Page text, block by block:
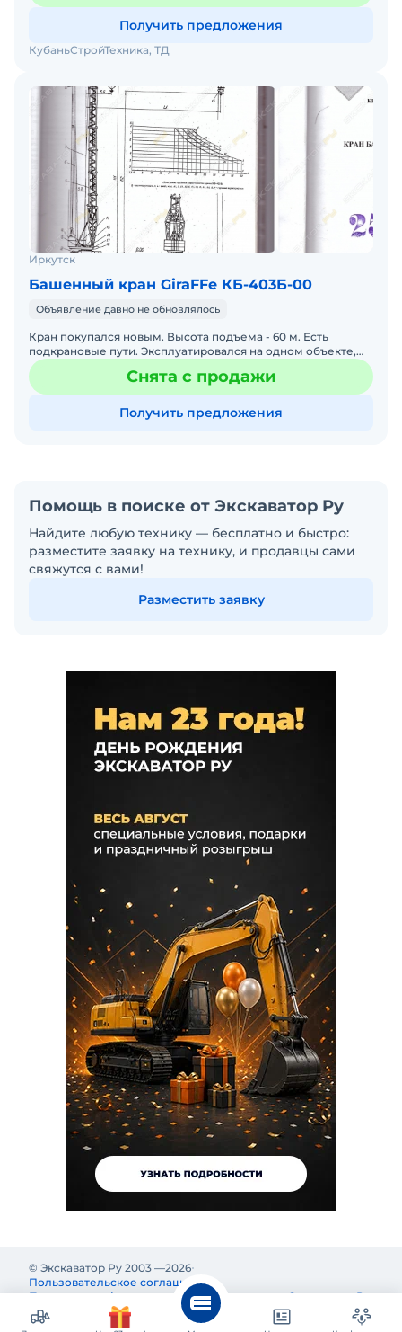
Получить предложения
КубаньСтройТехника, ТД
Иркутск
Башенный кран GiraFFe КБ-403Б-00
Объявление давно не обновлялось
Кран покупался новым. Высота подъема - 60 м. Есть
подкрановые пути. Эксплуатировался на одном объекте,
затем был разобран и складирован. Находится по адресу:
ул
Снята с продажи
Получить предложения
Помощь в поиске от Экскаватор Ру
Найдите любую технику — бесплатно и быстро:
разместите заявку на технику, и продавцы сами
свяжутся с вами!
Разместить заявку
© Экскаватор Ру 2003 —2026
Пользовательское соглашение
Политика конфиденциальности
Реклама на Экскаватор Ру
Реклама и информация на Экскаватор.Ру предназначены